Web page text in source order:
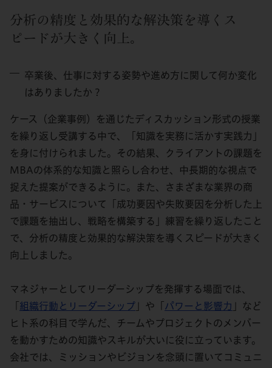
分析の精度と効果的な解決策を導くス
ピードが大きく向上。
卒業後、仕事に対する姿勢や進め方に関して何か変化
はありましたか？
ケース（企業事例）を通じたディスカッション形式の授業
を繰り返し受講する中で、「知識を実務に活かす実践力」
を身に付けられました。その結果、クライアントの課題を
MBAの体系的な知識と照らし合わせ、中長期的な視点で
捉えた提案ができるように。また、さまざまな業界の商
品・サービスについて「成功要因や失敗要因を分析した上
で課題を抽出し、戦略を構築する」練習を繰り返したこと
で、分析の精度と効果的な解決策を導くスピードが大きく
向上しました。
マネジャーとしてリーダーシップを発揮する場面では、
組織行動とリーダーシップ 」や「 パワーと影響力
」など
ヒト系の科目で学んだ、チームやプロジェクトのメンバー
を動かすための知識やスキルが大いに役に立っています。
会社では、ミッションやビジョンを念頭に置いてコミュニ